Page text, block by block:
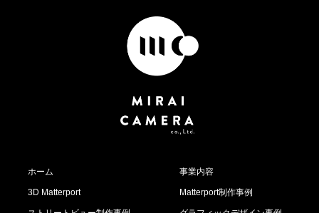
ホーム 事業内容
3D Matterport Matterport制作事例